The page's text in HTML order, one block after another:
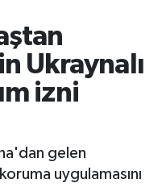
Ukraynalı
izni
gelen
uygulamasını
Fikstür